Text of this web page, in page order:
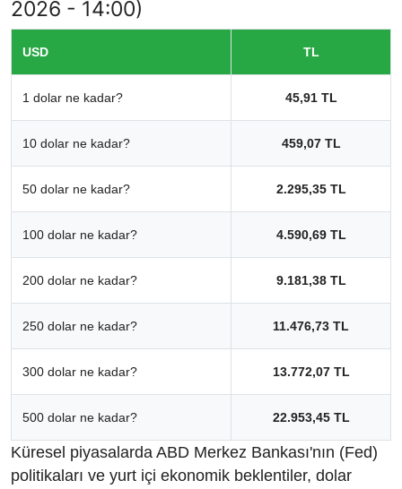
2026 - 14:00)
USD TL
1 dolar ne kadar? 45,91 TL
10 dolar ne kadar? 459,07 TL
50 dolar ne kadar? 2.295,35 TL
100 dolar ne kadar? 4.590,69 TL
200 dolar ne kadar? 9.181,38 TL
250 dolar ne kadar? 11.476,73 TL
300 dolar ne kadar? 13.772,07 TL
500 dolar ne kadar? 22.953,45 TL
Küresel piyasalarda ABD Merkez Bankası'nın (Fed)
politikaları ve yurt içi ekonomik beklentiler, dolar